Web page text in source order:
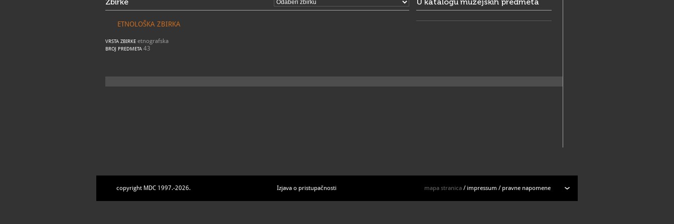
ETNOLOŠKA ZBIRKA
VRSTA ZBIRKE etnografska
BROJ PREDMETA 43
copyright MDC 1997.-2026. Izjava o pristupačnosti mapa stranica / impressum / pravne napomene